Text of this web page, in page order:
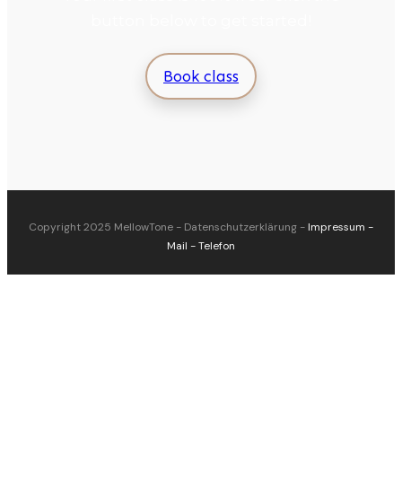
Book class
Copyright 2025 MellowTone - Datenschutzerklärung -Impressum -
Mail -Telefon